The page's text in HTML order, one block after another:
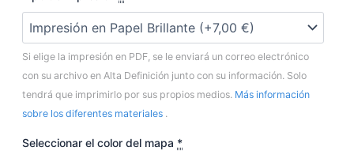
Si elige la impresión en PDF, se le enviará un correo electrónico
con su archivo en Alta Definición junto con su información. Solo
tendrá que imprimirlo por sus propios medios. Más información
sobre los diferentes materiales .
Seleccionar el color del mapa *
de
Ciudad
de
México
cantidad